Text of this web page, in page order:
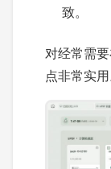
致。
对经常需
点非常实用